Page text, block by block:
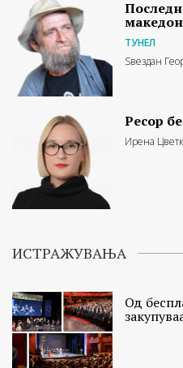
ТУНЕЛ
Ѕвездан
Ресор
Ирена
ИСТРАЖУВАЊА
Од